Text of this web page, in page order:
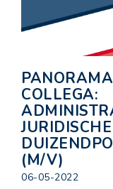
COLLEGA:
JURIDISCHE
(M/V)
06-05-2022